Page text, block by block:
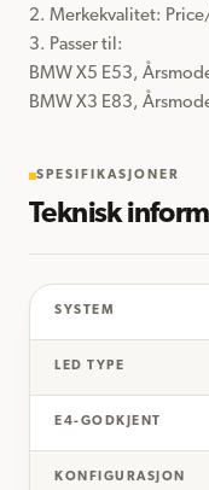
2. Merkekvalitet:
3. Passer til:
BMW X5 E53,
BMW X3 E83,
SPESIFIKASJONER
Teknisk
SYSTEM
LED TYPE
E4-GODKJENT
KONFIGURASJON